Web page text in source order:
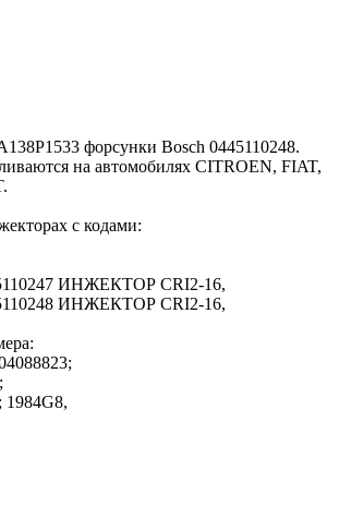
форсунки Bosch 0445110248.
на автомобилях CITROEN, FIAT,
с кодами:
ИНЖЕКТОР CRI2-16,
ИНЖЕКТОР CRI2-16,
1984G8,